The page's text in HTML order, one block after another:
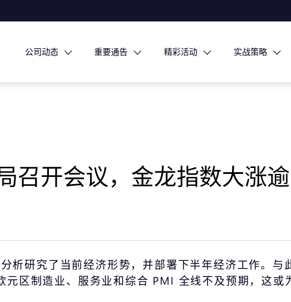
公司动态 重要通告 精彩活动 实战策略
召开会议，金龙指数大涨
析研究了当前经济形势，并部署下半年经济工作。
区制造业、服务业和综合 PMI 全线不及预期，这或